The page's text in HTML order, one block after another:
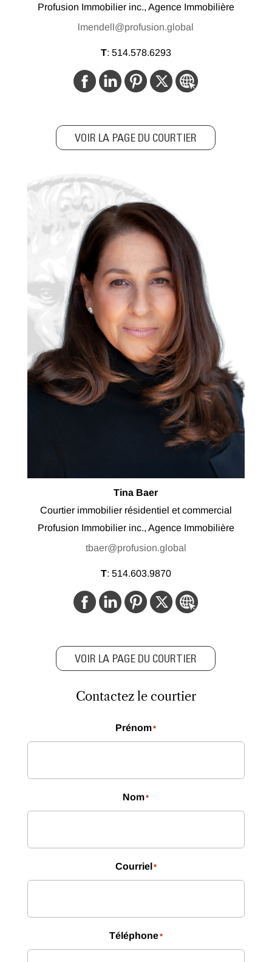
Profusion Immobilier inc., Agence Immobilière
lmendell@profusion.global
T: 514.578.6293
VOIR LA PAGE DU COURTIER
Tina Baer
Courtier immobilier résidentiel et commercial
Profusion Immobilier inc., Agence Immobilière
tbaer@profusion.global
T: 514.603.9870
VOIR LA PAGE DU COURTIER
Contactez le courtier
Prénom*
Nom*
Courriel*
Téléphone*